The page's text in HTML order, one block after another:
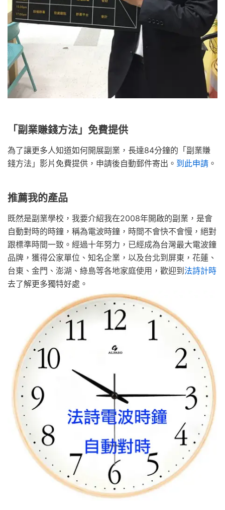
「副業賺錢方法」免費提供
為了讓更多人知道如何開展副業，長達84分鐘的「副業賺
錢方法」影片免費提供，申請後自動郵件寄出。 到此申請 。
推薦我的產品
既然是副業學校，我要介紹我在2008年開啟的副業，是會
自動對時的時鐘，稱為電波時鐘，時間不會快不會慢，絕對
跟標準時間一致。經過十年努力，已經成為台灣最大電波鐘
品牌，獲得公家單位、知名企業，以及台北到屏東，花蓮、
台東、金門、澎湖、綠島等各地家庭使用，歡迎到 法詩計時
去了解更多獨特好處。